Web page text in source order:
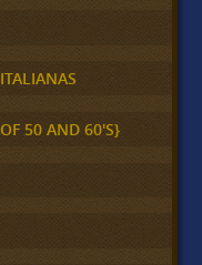
50 AND 60'S}